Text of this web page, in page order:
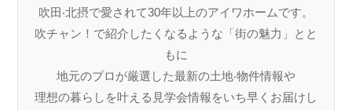
吹⽥‧北摂で愛されて30年以上のアイワホームです。
吹チャン！で紹介したくなるような「街の魅⼒」とと
もに
地元のプロが厳選した最新の⼟地‧物件情報や
理想の暮らしを叶える⾒学会情報をいち早くお届けし